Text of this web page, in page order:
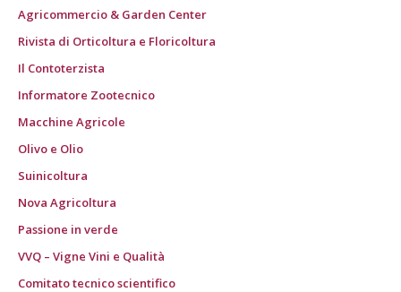
Agricommercio & Garden Center
Rivista di Orticoltura e Floricoltura
Il Contoterzista
Informatore Zootecnico
Macchine Agricole
Olivo e Olio
Suinicoltura
Nova Agricoltura
Passione in verde
VVQ – Vigne Vini e Qualità
Comitato tecnico scientifico